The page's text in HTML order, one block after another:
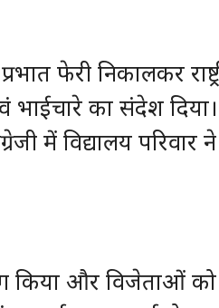
फेरी निकालकर
भाईचारे का संदेश
में विद्यालय परिवार ने
किया और विजेताओं